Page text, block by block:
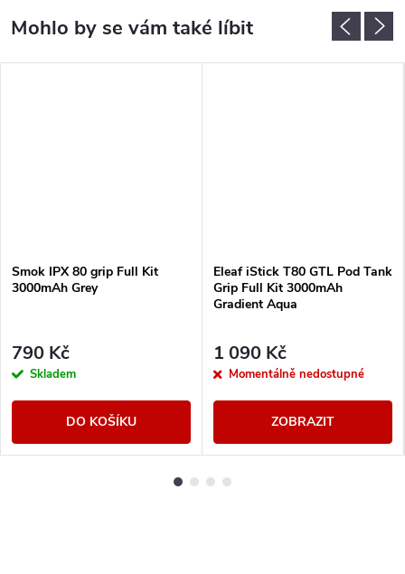
Smok IPX 80 grip Full Kit
3000mAh Grey
790 Kč
Skladem
DO KOŠÍKU
Eleaf iStick T80 GTL Pod Tank
Grip Full Kit 3000mAh
Gradient Aqua
1 090 Kč
Momentálně nedostupné
ZOBRAZIT